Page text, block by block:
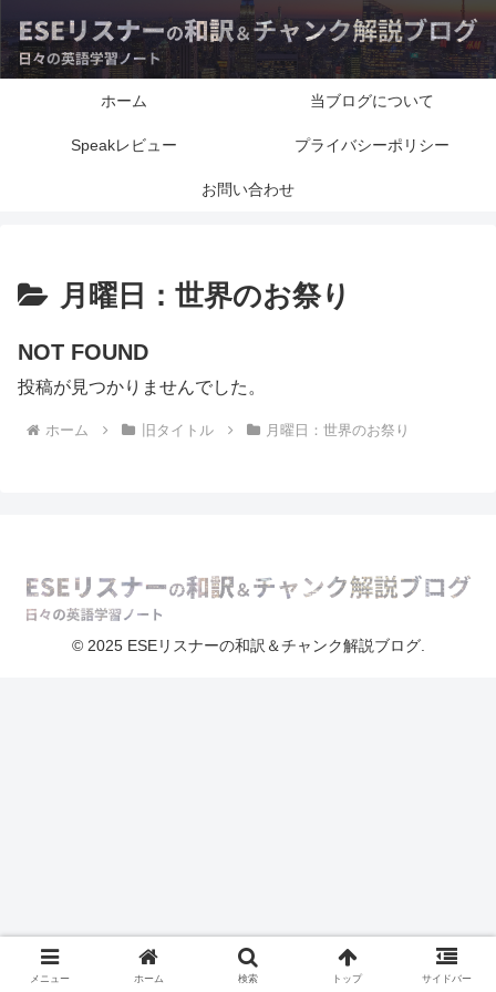
ホーム 当ブログについて
Speakレビュー プライバシーポリシー
お問い合わせ
月曜日：世界のお祭り
NOT FOUND
投稿が見つかりませんでした。
ホーム 旧タイトル 月曜日：世界のお祭り
© 2025 ESEリスナーの和訳＆チャンク解説ブログ.
メニュー ホーム 検索 トップ サイドバー